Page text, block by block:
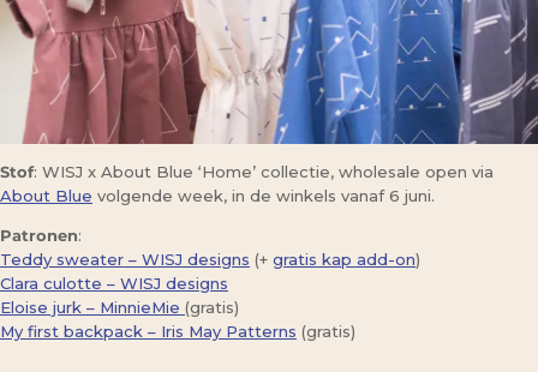
Stof: WISJ x About Blue ‘Home’ collectie, wholesale open via
About Blue volgende week, in de winkels vanaf 6 juni.
Patronen:
Teddy sweater – WISJ designs (+ gratis kap add-on)
Clara culotte – WISJ designs
Eloise jurk – MinnieMie (gratis)
My first backpack – Iris May Patterns (gratis)